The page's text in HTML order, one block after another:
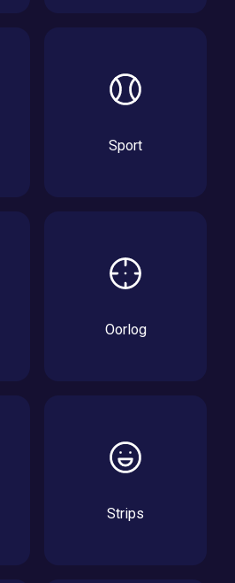
Sport
Oorlog
Strips